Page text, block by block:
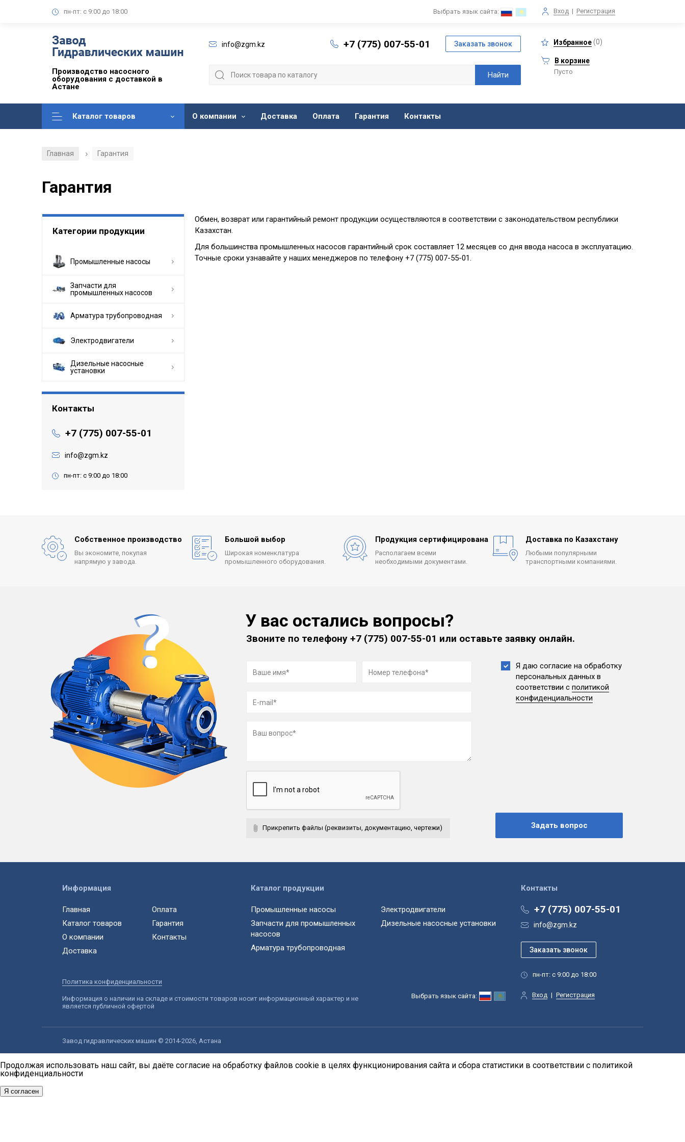
пн-пт: с 9:00 до 18:00 Вход | Регистрация
Выбрать язык сайта:
Производство насосного
оборудования с доставкой в
Астане
info@zgm.kz +7 (775) 007-55-01 Избранное(0)
В корзине
Пусто
Каталог товаров О компании Доставка Оплата Гарантия Контакты
Главная / Гарантия
Гарантия
Категории продукции
Промышленные насосы
Запчасти для
промышленных насосов
Арматура трубопроводная
Электродвигатели
Дизельные насосные
установки
Контакты
+7 (775) 007-55-01
info@zgm.kz
пн-пт: с 9:00 до 18:00
Обмен, возврат или гарантийный ремонт продукции осуществляются в соответствии с законодательством республики
Казахстан.
Для большинства промышленных насосов гарантийный срок составляет 12 месяцев со дня ввода насоса в эксплуатацию.
Точные сроки узнавайте у наших менеджеров по телефону +7 (775) 007-55-01.
Собственное производство
Вы экономите, покупая
напрямую у завода.
Большой выбор
Широкая номенклатура
промышленного оборудования.
Продукция сертифицирована
Располагаем всеми
необходимыми документами.
Доставка по Казахстану
Любыми популярными
транспортными компаниями.
У вас остались вопросы?
Звоните по телефону+7 (775) 007-55-01 или оставьте заявку онлайн.
Прикрепить файлы (реквизиты, документацию, чертежи)
Я даю согласие на обработку
персональных данных в
соответствии с политикой
конфиденциальности
Контакты
+7 (775) 007-55-01
info@zgm.kz
пн-пт: с 9:00 до 18:00
Вход | Регистрация
Выбрать язык сайта:
Информация
Главная
Каталог товаров
О компании
Доставка
Оплата
Гарантия
Контакты
Каталог продукции
Промышленные насосы
Запчасти для промышленных
насосов
Арматура трубопроводная
Электродвигатели
Дизельные насосные установки
Политика конфиденциальности
Информация о наличии на складе и стоимости товаров носит информационный характер и не
является публичной офертой
Завод гидравлических машин © 2014-2026, Астана
Продолжая использовать наш сайт, вы даёте согласие на обработку файлов cookie в целях функционирования сайта и сбора статистики в соответствии с политикой
конфиденциальности
Я согласен